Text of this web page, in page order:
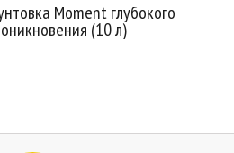
Moment глубокого
(10 л)